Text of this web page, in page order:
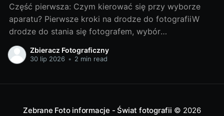
Część pierwsza: Czym kierować się przy wyborze
aparatu? Pierwsze kroki na drodze do fotografiiW
drodze do stania się fotografem, wybór
odpowiedniego sprzętu jest jednym z
najważniejszych kroków. Bez względu na to, czy
traktujesz to jako hobby, odpowiedni aparat może
Zbieracz Fotograficzny
30 lip 2026 • 2 min read
Zebrane Foto informacje - Świat fotografii © 2026